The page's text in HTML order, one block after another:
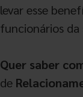
levar esse
funcionários da
Quer saber
de